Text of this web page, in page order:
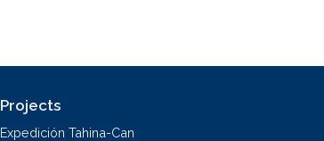
Projects
Expedición Tahina-Can